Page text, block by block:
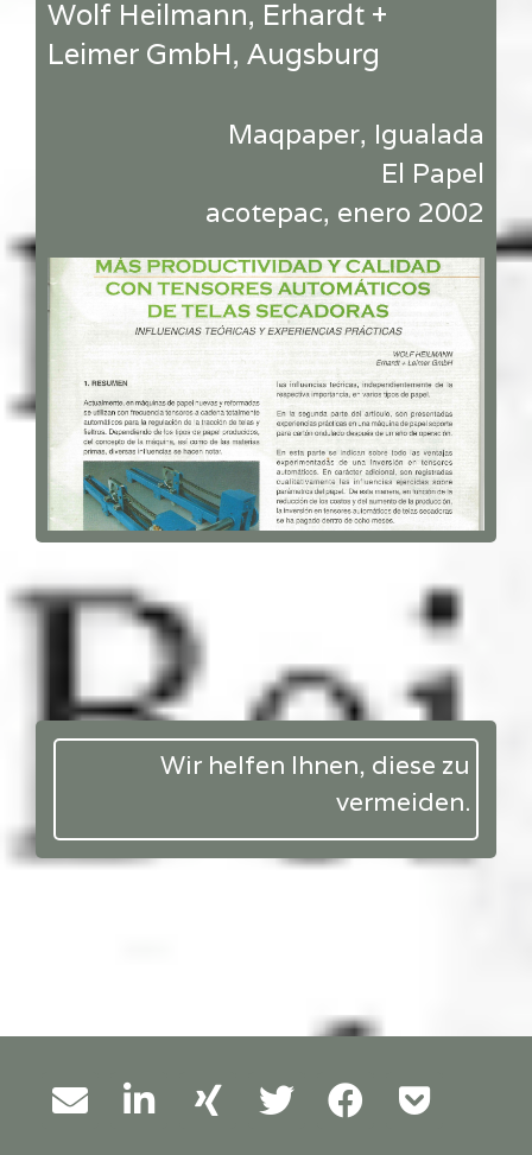
Wolf Heilmann, Erhardt +
Leimer GmbH, Augsburg
Maqpaper, Igualada
El Papel
acotepac, enero 2002
Wir helfen Ihnen, diese zu
vermeiden.